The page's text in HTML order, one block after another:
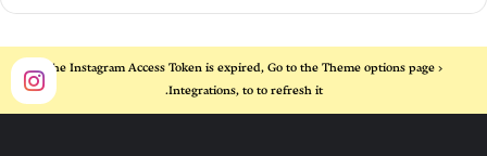
The Instagram Access Token is expired, Go to the Theme options page >
Integrations, to to refresh it.